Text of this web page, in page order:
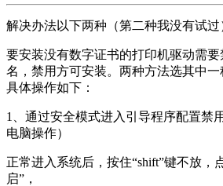
解决办法以下两种（第二种我没有试过
要安装没有数字证书的打印机驱动需
名，禁用方可安装。两种方法选其中一
具体操作如下：
1、通过安全模式进入引导程序配置禁
电脑操作）
正常进入系统后，按住“shift”键不放，
启”，